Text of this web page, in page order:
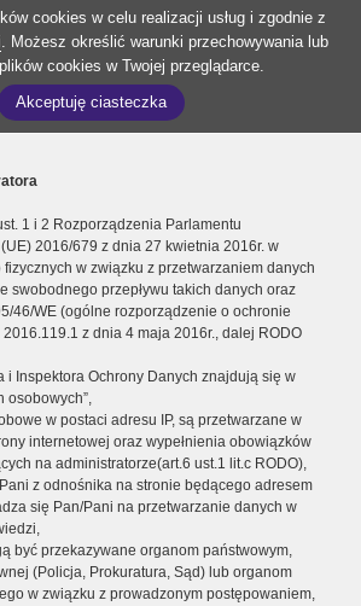
cookies w celu realizacji usług i zgodnie z
. Możesz określić warunki przechowywania lub
cookies w Twojej przeglądarce.
Akceptuję ciasteczka
1 i 2 Rozporządzenia Parlamentu
2016/679 z dnia 27 kwietnia 2016r. w
w związku z przetwarzaniem danych
swobodnego przepływu takich danych oraz
46/WE (ogólne rozporządzenie o ochronie
z dnia 4 maja 2016r., dalej RODO
i Inspektora Ochrony Danych znajdują się w
osobowych”,
w postaci adresu IP, są przetwarzane w
internetowej oraz wypełnienia obowiązków
na administratorze(art.6 ust.1 lit.c RODO),
z odnośnika na stronie będącego adresem
się Pan/Pani na przetwarzanie danych w
być przekazywane organom państwowym,
(Policja, Prokuratura, Sąd) lub organom
w związku z prowadzonym postępowaniem,